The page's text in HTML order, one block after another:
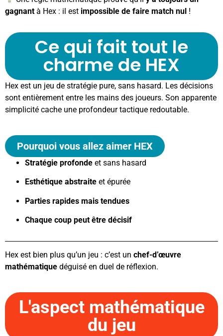
gagnant à Hex : il est impossible de faire match nul !
Ce qui fait tout le
charme de HEX
Hex est un jeu de stratégie pure, sans hasard. Les décisions
sont entièrement entre les mains des joueurs. Son apparente
simplicité cache une profondeur tactique redoutable.
Pourquoi vous allez aimer HEX
Stratégie profonde et sans hasard
Esthétique abstraite et épurée
Parties rapides mais tendues
Chaque coup peut être décisif
Hex est bien plus qu’un jeu : c’est un chef-d’œuvre
mathématique déguisé en duel de réflexion.
L'aspect mathématique
du jeu